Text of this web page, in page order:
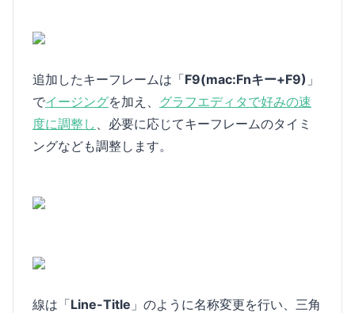
追加したキーフレームは「F9(mac:Fnキー+F9) 」
でイージングを加え、 グラフエディタで好みの速
度に調整し 、必要に応じてキーフレームのタイミ
ングなども調整します。
線は「Line-Title 」のように名称変更を行い、三角